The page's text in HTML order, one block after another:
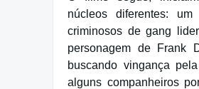
núcleos diferentes:
criminosos de gang
personagem de Frank
buscando vingança
alguns companheiros